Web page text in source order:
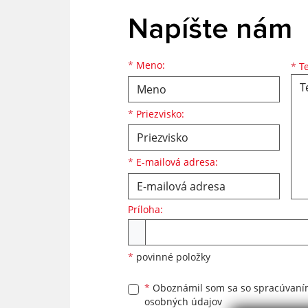
Napíšte nám
* Meno:
Meno
* Priezvisko:
Priezvisko
* E-mailová adresa:
E-mailová adresa *
Príloha:
* povinné položky
* Oboznámil som sa so
osobných údajov